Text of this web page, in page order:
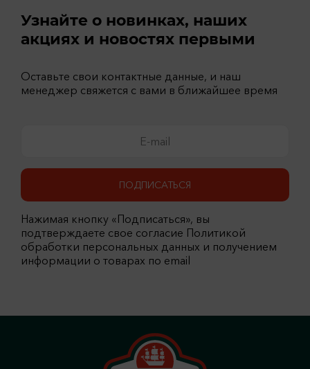
Узнайте о новинках, наших
акциях и новостях первыми
Оставьте свои контактные данные, и наш
менеджер свяжется с вами в ближайшее время
ПОДПИСАТЬСЯ
Нажимая кнопку «Подписаться», вы
подтверждаете свое согласие Политикой
обработки персональных данных и получением
информации о товарах по email